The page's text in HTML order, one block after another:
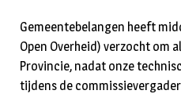
Gemeentebelangen heeft
Open Overheid) verzocht om
Provincie, nadat onze
tijdens de